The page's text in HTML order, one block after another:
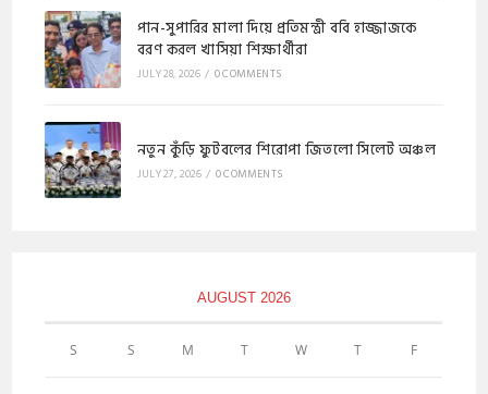
পান-সুপারির মালা দিয়ে প্রতিমন্ত্রী ববি হাজ্জাজকে
বরণ করল খাসিয়া শিক্ষার্থীরা
JULY 28, 2026 / 0 COMMENTS
নতুন কুঁড়ি ফুটবলের শিরোপা জিতলো সিলেট অঞ্চল
JULY 27, 2026 / 0 COMMENTS
AUGUST 2026
S S M T W T F